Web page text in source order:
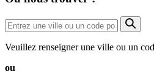
Veuillez renseigner une ville ou un
ou